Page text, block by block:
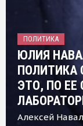
ПОЛИТИКА
ЮЛИЯ
ПОЛИТИКА
ЭТО, ПО
Алексей